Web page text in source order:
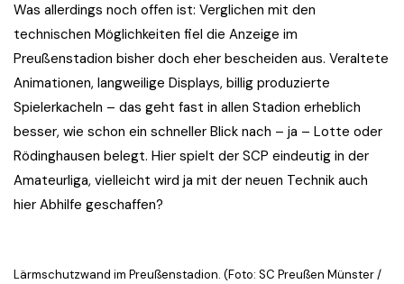
Was allerdings noch offen ist: Verglichen mit den
technischen Möglichkeiten fiel die Anzeige im
Preußenstadion bisher doch eher bescheiden aus. Veraltete
Animationen, langweilige Displays, billig produzierte
Spielerkacheln – das geht fast in allen Stadion erheblich
besser, wie schon ein schneller Blick nach – ja – Lotte oder
Rödinghausen belegt. Hier spielt der SCP eindeutig in der
Amateurliga, vielleicht wird ja mit der neuen Technik auch
hier Abhilfe geschaffen?
Lärmschutzwand im Preußenstadion. (Foto: SC Preußen Münster /